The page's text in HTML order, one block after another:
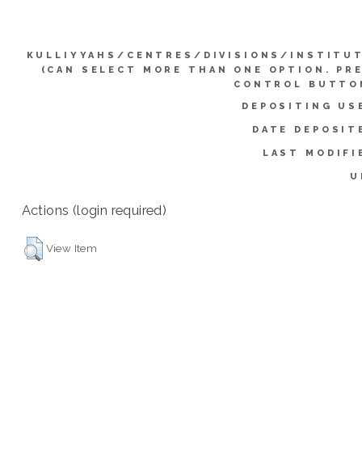
KULLIYYAHS/CENTRES/DIVISIONS/
(CAN SELECT MORE THAN ONE OPTION.
CONTROL
DEPOSITING
DATE
LAST
Actions (login required)
View Item